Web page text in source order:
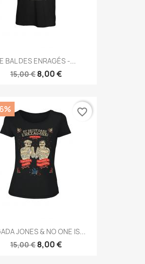
BAL DES ENRAGÉS -...
15,00 € 8,00 €
JONES & NO ONE IS...
15,00 € 8,00 €
favorite_border